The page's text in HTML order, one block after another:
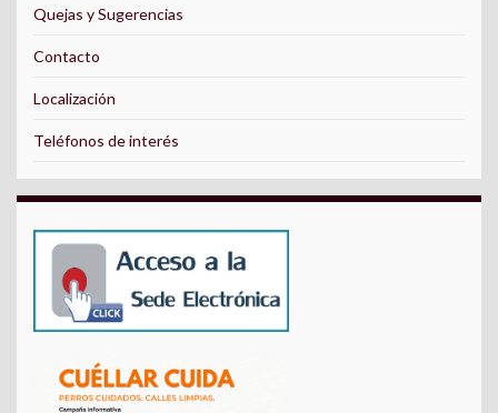
Quejas y Sugerencias
Contacto
Localización
Teléfonos de interés